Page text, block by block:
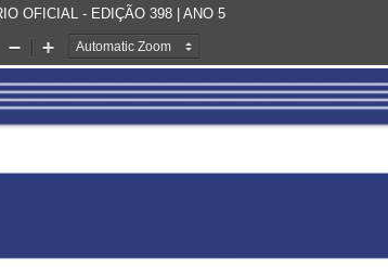
OFICIAL - EDIÇÃO 398 | ANO 5